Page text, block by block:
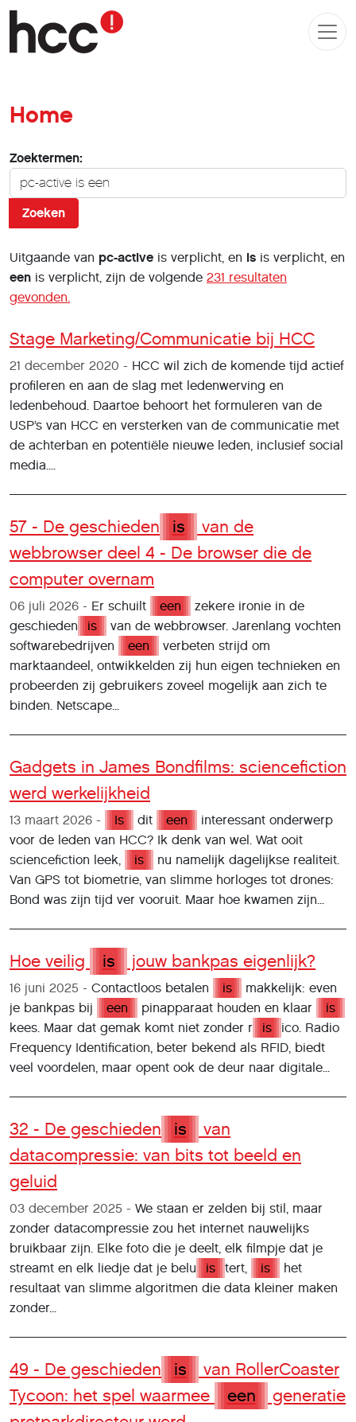
Home
Zoekformulier
Zoektermen:
Zoeken
Uitgaande van pc-active is verplicht, en is is verplicht, en
een is verplicht, zijn de volgende 231 resultaten
gevonden.
Stage Marketing/Communicatie bij HCC
21 december 2020
HCC wil zich de komende tijd actief
profileren en aan de slag met ledenwerving en
ledenbehoud. Daartoe behoort het formuleren van de
USP’s van HCC en versterken van de communicatie met
de achterban en potentiële nieuwe leden, inclusief social
media....
57 - De geschieden is
van de
webbrowser deel 4 - De browser die de
computer overnam
06 juli 2026 Er schuilt een
zekere ironie in de
geschieden
is
van de webbrowser. Jarenlang vochten
softwarebedrijven
een
verbeten strijd om
marktaandeel, ontwikkelden zij hun eigen technieken en
probeerden zij gebruikers zoveel mogelijk aan zich te
binden. Netscape...
Gadgets in James Bondfilms: sciencefiction
werd werkelijkheid
13 maart 2026 Is dit een
interessant onderwerp
voor de leden van HCC? Ik denk van wel. Wat ooit
sciencefiction leek,
is
nu namelijk dagelijkse realiteit.
Van GPS tot biometrie, van slimme horloges tot drones:
Bond was zijn tijd ver vooruit. Maar hoe kwamen zijn...
Hoe veilig is jouw bankpas eigenlijk?
16 juni 2025 Contactloos betalen is
makkelijk: even
je bankpas bij
een pinapparaat houden en klaar
is
kees. Maar dat gemak komt niet zonder r
is
ico. Radio
Frequency Identification, beter bekend als RFID, biedt
veel voordelen, maar opent ook de deur naar digitale...
32 - De geschieden is
van
datacompressie: van bits tot beeld en
geluid
03 december 2025
We staan er zelden bij stil, maar
zonder datacompressie zou het internet nauwelijks
bruikbaar zijn. Elke foto die je deelt, elk filmpje dat je
streamt en elk liedje dat je belu
is tert, is
het
resultaat van slimme algoritmen die data kleiner maken
zonder...
49 - De geschieden is
van RollerCoaster
Tycoon: het spel waarmee
een
generatie